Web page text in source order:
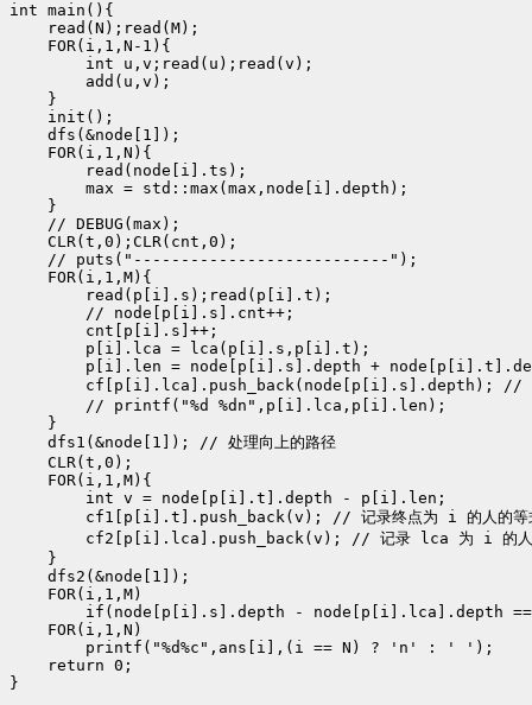
int main(){
    read(N);read(M);
    FOR(i,1,N-1){
        int u,v;read(u);read(v);
        add(u,v);
    }
    init();
    dfs(&node[1]);
    FOR(i,1,N){
        read(node[i].ts);
        max = std::max(max,node[i].depth);
    }
    // DEBUG(max);
    CLR(t,0);CLR(cnt,0);
    // puts("---------------------------");
    FOR(i,1,M){
        read(p[i].s);read(p[i].t);
        // node[p[i].s].cnt++;
        cnt[p[i].s]++;
        p[i].lca = lca(p[i].s,p[i].t);
p[i].len = node[p[i].s].depth +
cf[p[i].lca].push_back(node[p[i].s].depth); //
        // printf("%d %dn",p[i].lca,p[i].len);
    }
    dfs1(&node[1]); // 处理向上的路径
    CLR(t,0);
    FOR(i,1,M){
        int v = node[p[i].t].depth - p[i].len;
cf1[p[i].t].push_back(v); // 记录终点为 i 的人的等
cf2[p[i].lca].push_back(v); // 记录 lca 为 i 的人
    }
    dfs2(&node[1]);
    FOR(i,1,M)
if(node[p[i].s].depth - node[p[i].lca].depth
    FOR(i,1,N)
        printf("%d%c",ans[i],(i == N) ? 'n' : ' ');
    return 0;